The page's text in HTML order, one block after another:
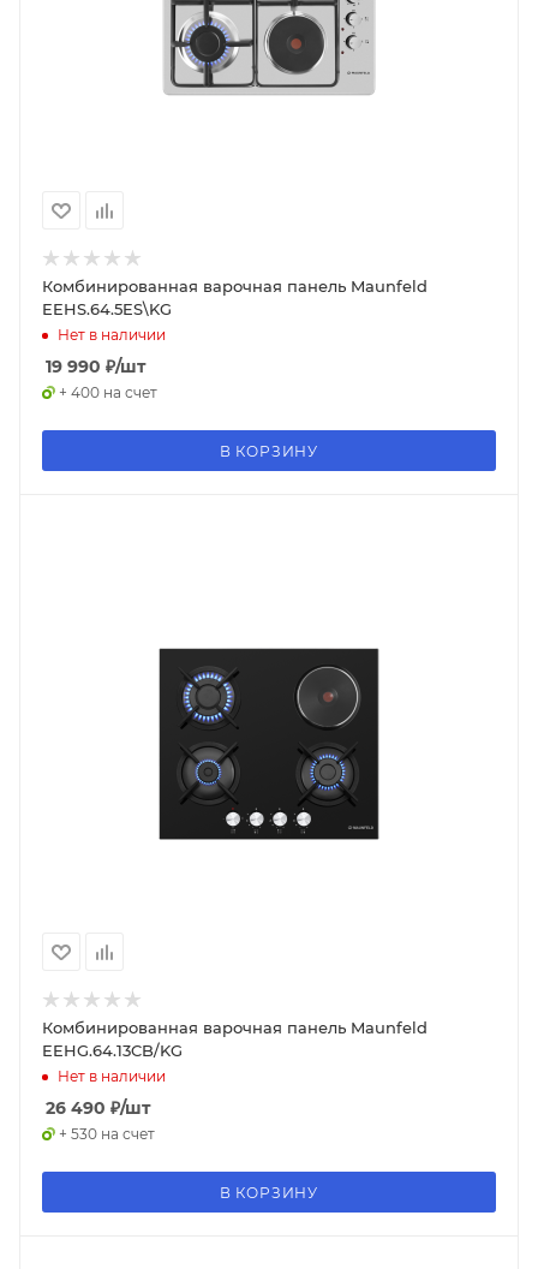
Комбинированная варочная панель Maunfeld
EEHS.64.5ES\KG
Нет в наличии
19 990 ₽/шт
+ 400 на счет
В КОРЗИНУ
Комбинированная варочная панель Maunfeld
EEHG.64.13CB/KG
Нет в наличии
26 490 ₽/шт
+ 530 на счет
В КОРЗИНУ